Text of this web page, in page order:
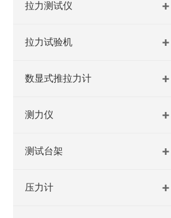
拉力测试仪
拉力试验机
数显式推拉力计
测力仪
测试台架
压力计